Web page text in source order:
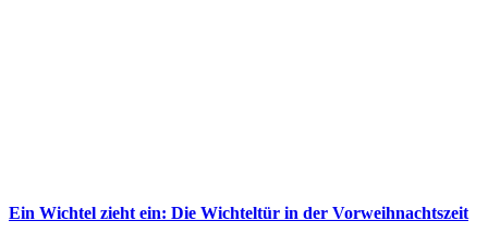
Ein Wichtel zieht ein: Die Wichteltür in der Vorweihnachtszeit